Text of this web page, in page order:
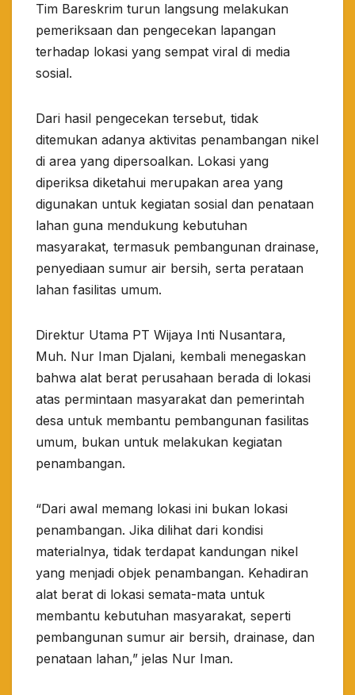
Tim Bareskrim turun langsung melakukan
pemeriksaan dan pengecekan lapangan
terhadap lokasi yang sempat viral di media
sosial.
Dari hasil pengecekan tersebut, tidak
ditemukan adanya aktivitas penambangan nikel
di area yang dipersoalkan. Lokasi yang
diperiksa diketahui merupakan area yang
digunakan untuk kegiatan sosial dan penataan
lahan guna mendukung kebutuhan
masyarakat, termasuk pembangunan drainase,
penyediaan sumur air bersih, serta perataan
lahan fasilitas umum.
Direktur Utama PT Wijaya Inti Nusantara,
Muh. Nur Iman Djalani, kembali menegaskan
bahwa alat berat perusahaan berada di lokasi
atas permintaan masyarakat dan pemerintah
desa untuk membantu pembangunan fasilitas
umum, bukan untuk melakukan kegiatan
penambangan.
“Dari awal memang lokasi ini bukan lokasi
penambangan. Jika dilihat dari kondisi
materialnya, tidak terdapat kandungan nikel
yang menjadi objek penambangan. Kehadiran
alat berat di lokasi semata-mata untuk
membantu kebutuhan masyarakat, seperti
pembangunan sumur air bersih, drainase, dan
penataan lahan,” jelas Nur Iman.